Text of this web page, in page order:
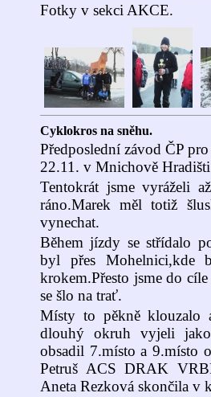
Fotky v sekci AKCE.
Cyklokros na sněhu.
Předposlední závod ČP
22.11. v Mnichově
Tentokrát jsme vyráželi
ráno.Marek měl totiž
vynechat.
Během jízdy se střídalo
byl přes Mohelnici,kde
krokem.Přesto jsme do
se šlo na trať.
Místy to pěkně klouzalo
dlouhý okruh vyjeli
obsadil 7.místo a 9.místo
Petruš ACS DRAK
Aneta Rezková skončila v